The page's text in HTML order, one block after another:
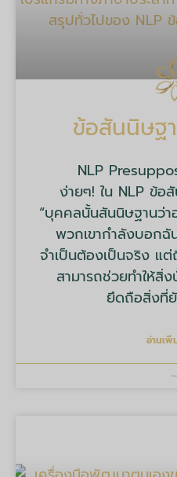
ข้อสันนิษฐ
NLP
ง่ายๆ! ใน NLP ข้อ
“บุคคลนั้นสันนิษฐานว่า
พวกเขากำลังบอกฉั
จำเป็นต้องเป็นจริง แต่
สามารถช่วยทำให้สิ่
ยึดถือสิ่งที่
อ่านเพิ่